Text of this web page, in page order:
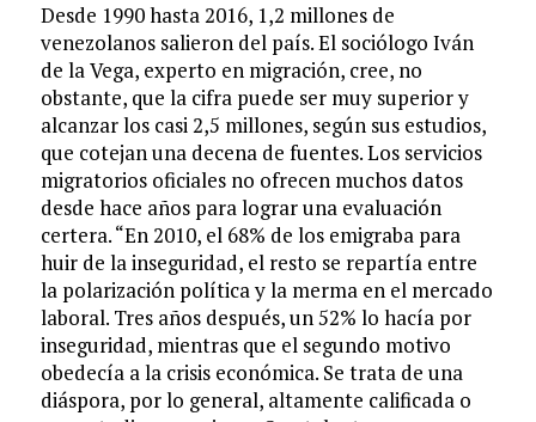
Desde 1990 hasta 2016, 1,2 millones de
venezolanos salieron del país. El sociólogo Iván
de la Vega, experto en migración, cree, no
obstante, que la cifra puede ser muy superior y
alcanzar los casi 2,5 millones, según sus estudios,
que cotejan una decena de fuentes. Los servicios
migratorios oficiales no ofrecen muchos datos
desde hace años para lograr una evaluación
certera. “En 2010, el 68% de los emigraba para
huir de la inseguridad, el resto se repartía entre
la polarización política y la merma en el mercado
laboral. Tres años después, un 52% lo hacía por
inseguridad, mientras que el segundo motivo
obedecía a la crisis económica. Se trata de una
diáspora, por lo general, altamente calificada o